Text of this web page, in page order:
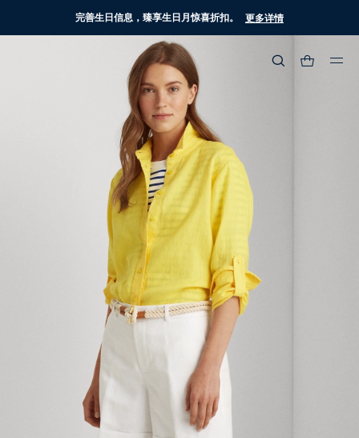
完善生日信息，臻享生日月惊喜折扣。 更多详情